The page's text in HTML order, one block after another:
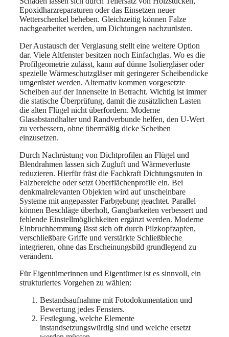
Epoxidharzreparaturen oder das Einsetzen neuer
Wetterschenkel beheben. Gleichzeitig können Falze
nachgearbeitet werden, um Dichtungen nachzurüsten.
Der Austausch der Verglasung stellt eine weitere Option
dar. Viele Altfenster besitzen noch Einfachglas. Wo es die
Profilgeometrie zulässt, kann auf dünne Isoliergläser oder
spezielle Wärmeschutzgläser mit geringerer Scheibendicke
umgerüstet werden. Alternativ kommen vorgesetzte
Scheiben auf der Innenseite in Betracht. Wichtig ist immer
die statische Überprüfung, damit die zusätzlichen Lasten
die alten Flügel nicht überfordern. Moderne
Glasabstandhalter und Randverbunde helfen, den U-Wert
zu verbessern, ohne übermäßig dicke Scheiben
einzusetzen.
Durch Nachrüstung von Dichtprofilen an Flügel und
Blendrahmen lassen sich Zugluft und Wärmeverluste
reduzieren. Hierfür fräst die Fachkraft Dichtungsnuten in
Falzbereiche oder setzt Oberflächenprofile ein. Bei
denkmalrelevanten Objekten wird auf unscheinbare
Systeme mit angepasster Farbgebung geachtet. Parallel
können Beschläge überholt, Gangbarkeiten verbessert und
fehlende Einstellmöglichkeiten ergänzt werden. Moderne
Einbruchhemmung lässt sich oft durch Pilzkopfzapfen,
verschließbare Griffe und verstärkte Schließbleche
integrieren, ohne das Erscheinungsbild grundlegend zu
verändern.
Für Eigentümerinnen und Eigentümer ist es sinnvoll, ein
strukturiertes Vorgehen zu wählen:
Bestandsaufnahme mit Fotodokumentation und
Bewertung jedes Fensters.
Festlegung, welche Elemente
instandsetzungswürdig sind und welche ersetzt